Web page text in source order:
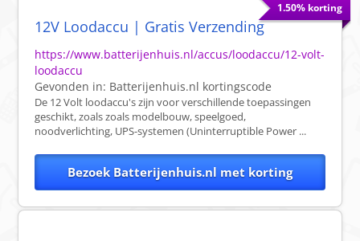
1.50% korting
12V Loodaccu | Gratis Verzending
https://www.batterijenhuis.nl/accus/loodaccu/12-volt-
loodaccu
Gevonden in: Batterijenhuis.nl kortingscode
De 12 Volt loodaccu's zijn voor verschillende toepassingen
geschikt, zoals zoals modelbouw, speelgoed,
noodverlichting, UPS-systemen (Uninterruptible Power ...
Bezoek Batterijenhuis.nl met korting